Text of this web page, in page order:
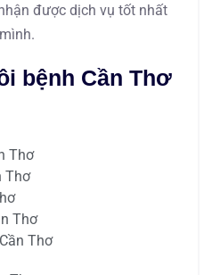
được dịch vụ tốt nhất
bệnh Cần Thơ
Thơ
Thơ
Thơ
Thơ